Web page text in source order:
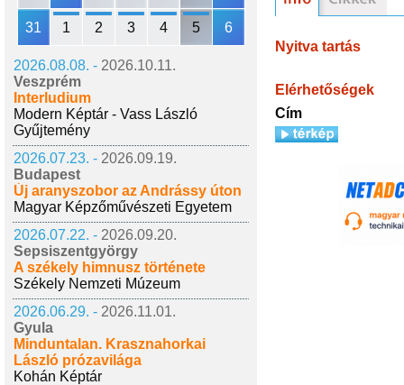
31 1 2 3 4 5 6
2026.08.08. - 2026.10.11.
Veszprém
Interludium
Modern Képtár - Vass László
Gyűjtemény
2026.07.23. - 2026.09.19.
Budapest
Új aranyszobor az Andrássy úton
Magyar Képzőművészeti Egyetem
2026.07.22. - 2026.09.20.
Sepsiszentgyörgy
A székely himnusz története
Székely Nemzeti Múzeum
2026.06.29. - 2026.11.01.
Gyula
Minduntalan. Krasznahorkai
László prózavilága
Kohán Képtár
Nyitva tartás
Elérhetőségek
Cím